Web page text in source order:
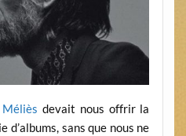
devait nous offrir la
sans que nous ne